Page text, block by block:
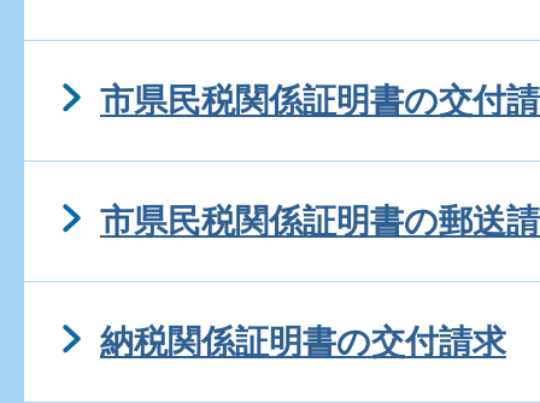
市県民税関係証明書の交付
市県民税関係証明書の郵送
納税関係証明書の交付請求